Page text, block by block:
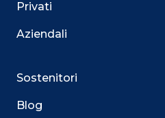
Privati
Aziendali
Sostenitori
Blog